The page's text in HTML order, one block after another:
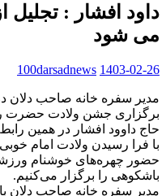
داود افشار : تجلیل
می شود
100darsadnews 1403-02-26
مدیر سفره خانه صاحب دلان
برگزاری جشن ولادت حضرت
با فرا رسیدن ولادت امام
حضور چهره‌های خوشنام
باشکوهی را برگزار می‌کنیم.
مدیر سفره خانه صاحب دلان با